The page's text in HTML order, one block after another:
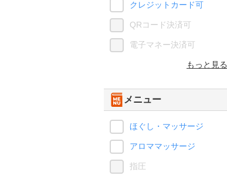
クレジットカード可
QRコード決済可
電子マネー決済可
もっと見る
メニュー
ほぐし・マッサージ
アロママッサージ
指圧